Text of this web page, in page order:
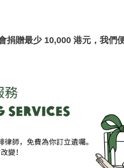
捐贈最少 10,000 港元，我們